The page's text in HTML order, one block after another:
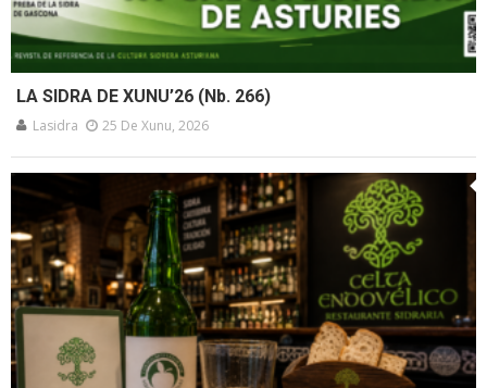
LA SIDRA DE XUNU’26 (Nb. 266)
Lasidra 25 De Xunu, 2026